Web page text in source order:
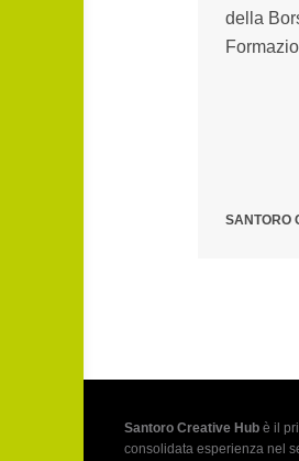
della
SANTORO
Santoro Creative Hubè il
consolidata esperienza nel